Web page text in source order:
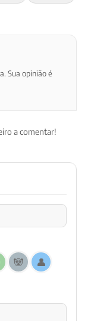
Sua opinião é
a comentar!
🐼
👤